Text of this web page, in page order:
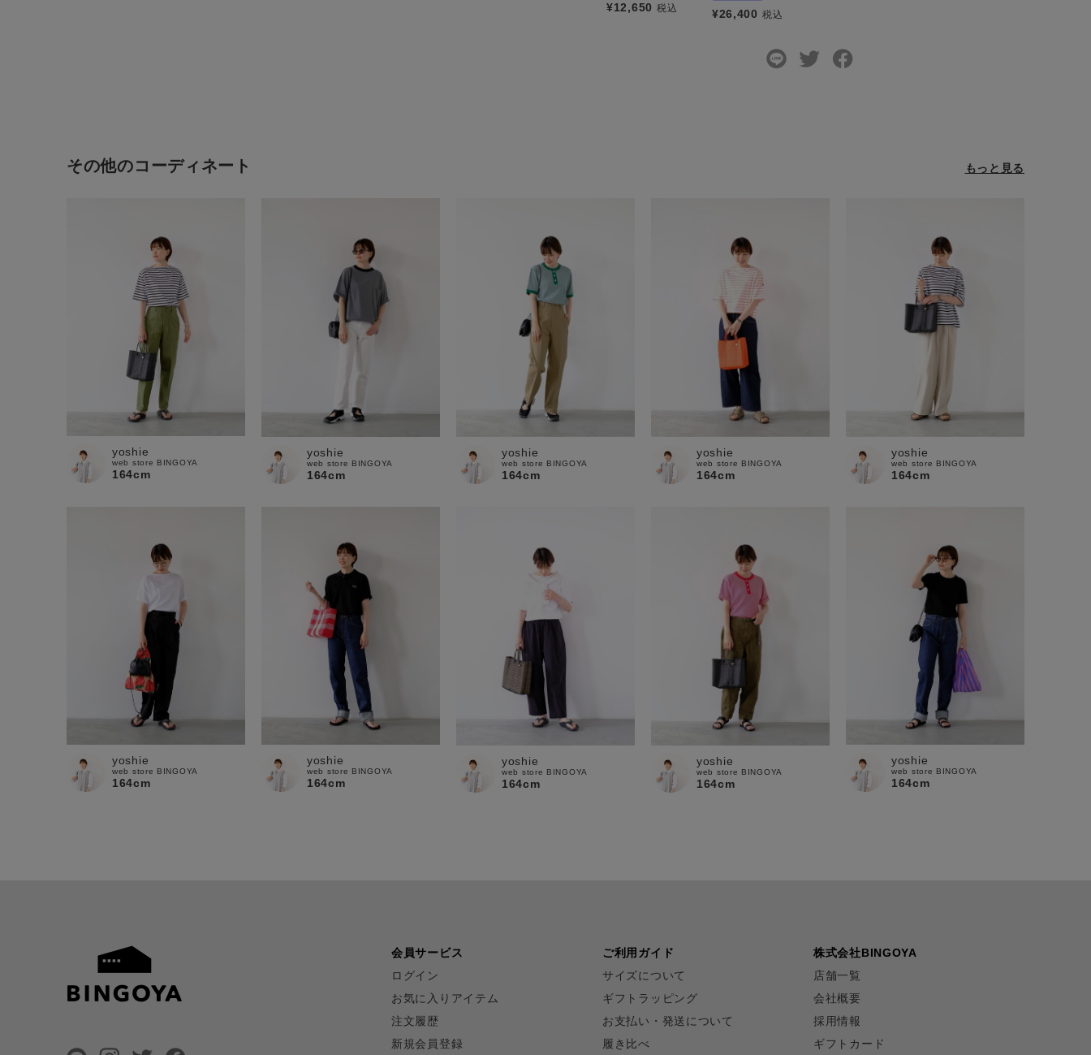
¥12,650 税込 ¥26,400 税込
その他のコーディネート
yoshie
web store BINGOYA
164cm
yoshie
web store BINGOYA
164cm
yoshie
web store BINGOYA
164cm
yoshie
web store BINGOYA
164cm
yoshie
web store BINGOYA
164cm
yoshie
web store BINGOYA
164cm
yoshie
web store BINGOYA
164cm
yoshie
web store BINGOYA
164cm
yoshie
web store BINGOYA
164cm
yoshie
web store BINGOYA
164cm
もっと見る
会員サービス
ログイン
お気に入りアイテム
注文履歴
新規会員登録
ご利用ガイド
サイズについて
ギフトラッピング
お支払い・発送について
履き比べ
株式会社BINGOYA
店舗一覧
会社概要
採用情報
ギフトカード